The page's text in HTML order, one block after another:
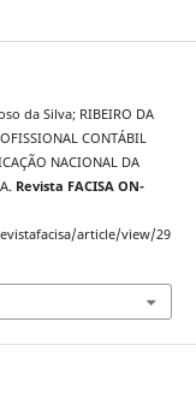
da Silva; RIBEIRO DA
CONTÁBIL
NACIONAL DA
Revista FACISA ON-
article/view/29